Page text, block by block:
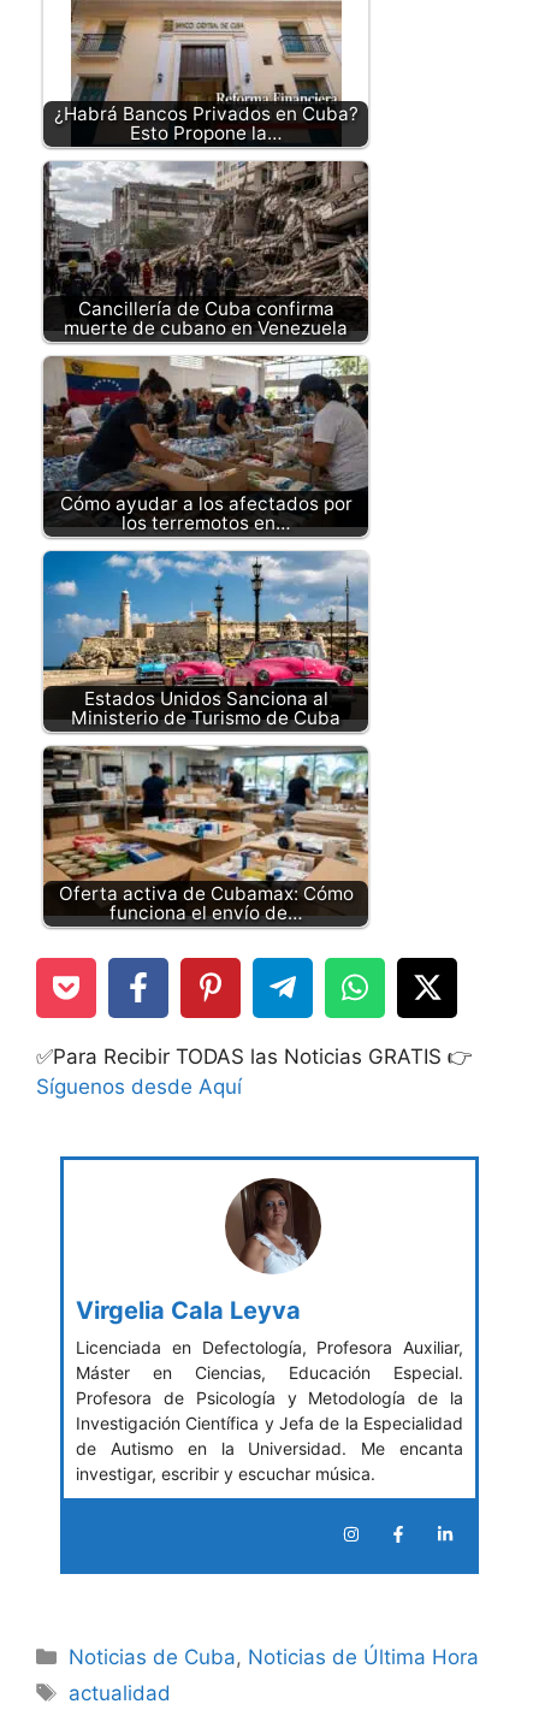
¿Habrá Bancos Privados en Cuba?
Esto Propone la…
Cancillería de Cuba confirma
muerte de cubano en Venezuela
Cómo ayudar a los afectados por
los terremotos en…
Estados Unidos Sanciona al
Ministerio de Turismo de Cuba
Oferta activa de Cubamax: Cómo
funciona el envío de…
✅Para Recibir TODAS las Noticias GRATIS 👉
Síguenos desde Aquí
Virgelia Cala Leyva
Licenciada en Defectología, Profesora Auxiliar,
Máster en Ciencias, Educación Especial.
Profesora de Psicología y Metodología de la
Investigación Científica y Jefa de la Especialidad
de Autismo en la Universidad. Me encanta
investigar, escribir y escuchar música.
Categories
Noticias de Cuba, Noticias de Última Hora
Tags
actualidad